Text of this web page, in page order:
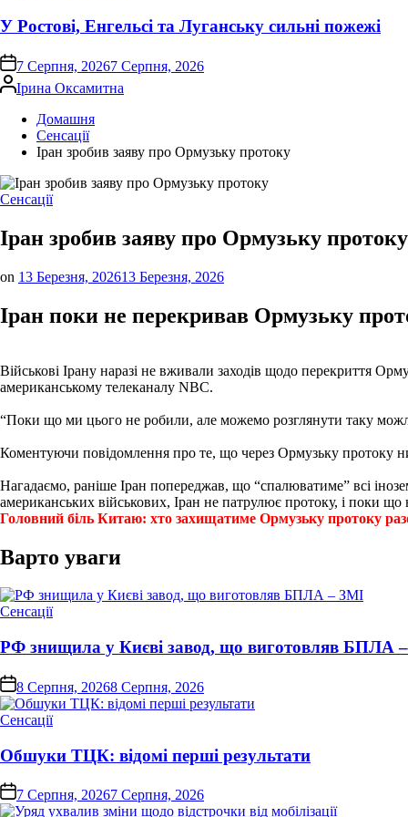
У Ростові, Енгельсі та Луганську сильні пожежі
on 7 Серпня, 20267 Серпня, 2026
Опубліковано
Ірина Оксамитна
Домашня
Сенсації
Іран зробив заяву про Ормузьку протоку
Опублікувати
Сенсації
Іран зробив заяву про Ормузьку протоку
on 13 Березня, 202613 Березня, 2026
Іран поки не перекривав Ормузьку
Військові Ірану наразі не вживали заходів щодо перекриття
американському телеканалу NBC.
“Поки що ми цього не робили, але можемо розглянути таку
Коментуючи повідомлення про те, що через Ормузьку протоку
Нагадаємо, раніше Іран попереджав, що “спалюватиме” всі
американських військових, Іран не патрулює протоку, і поки
Головний біль Китаю: хто захищатиме Ормузьку протоку
Варто уваги
Опублікувати
Сенсації
РФ знищила у Києві завод, що виготовляв БПЛА
on8 Серпня, 20268 Серпня, 2026
Опублікувати
Сенсації
Обшуки ТЦК: відомі перші результати
on 7 Серпня, 20267 Серпня, 2026